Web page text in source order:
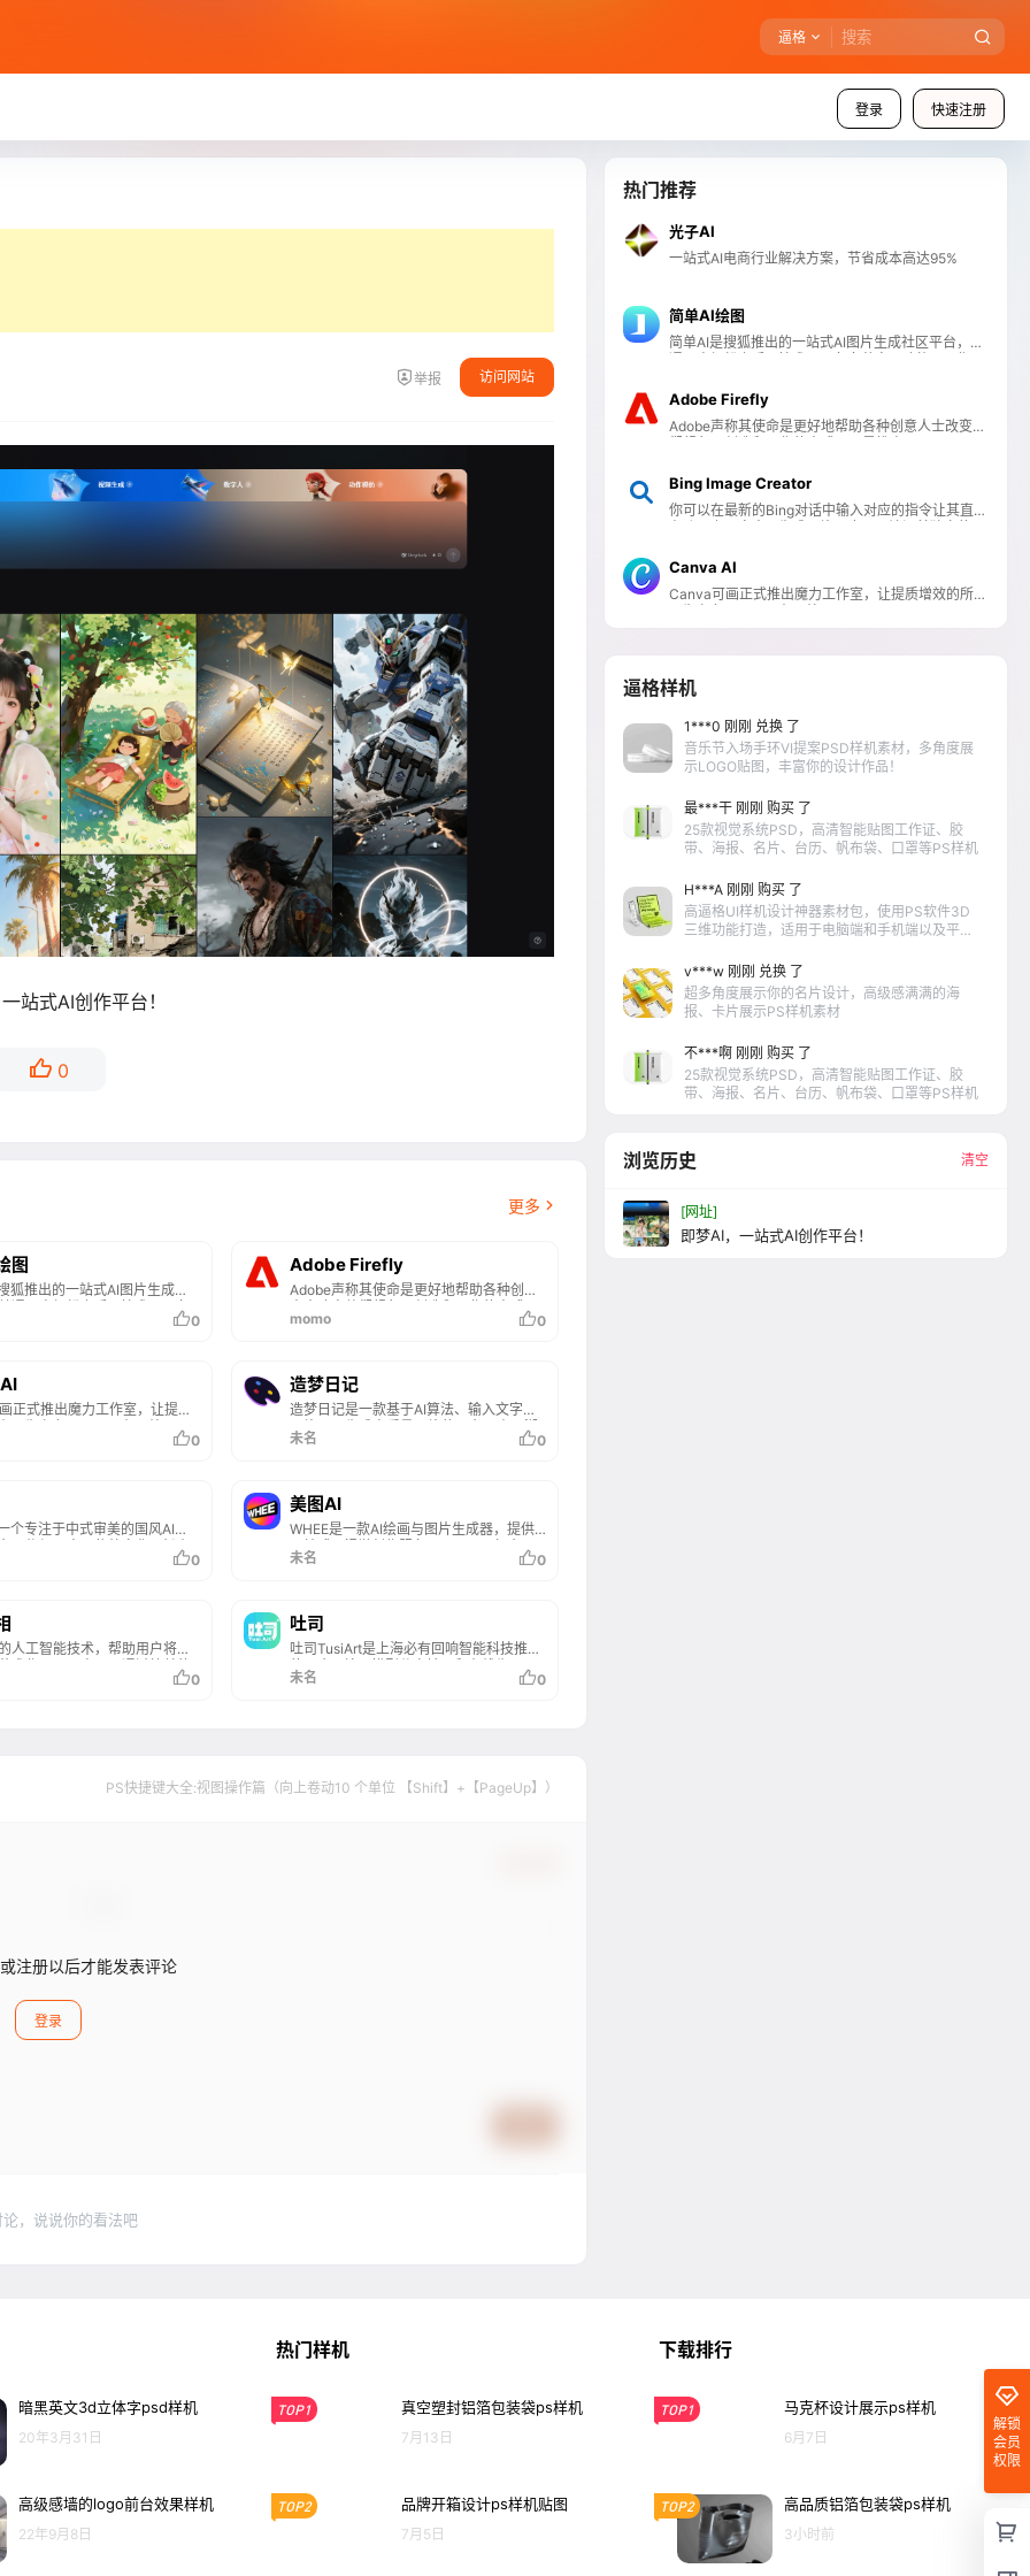
逼格
登录 快速注册
举报 访问网站
站式AI创作平台！
0
更多
图
狐推出的一站式AI图片生成社
通用户轻松上手AI技术。具备
能，AI作图功能，用户只需输
提供AI文案生成服务，可快速
笔记、爆款标题、高情商回复
容创作与社交互动。
0
Adobe Firefly
Adobe声称其使命是更好地帮助各种创意
人士改变他们想象、创造和工作的方式，
于是推出了Adobe Firefly！
momo 0
正式推出魔力工作室，让提质
AI生产力工具，尽在一处。
0
造梦日记
造梦日记是一款基于AI算法、输入文字或
图片即可生成高质量图片的平台，由西湖
大学深度学习实验室和西湖心辰（Friday
网页端等。
未名 0
个专注于中式审美的国风AI绘
，扎根于中国传统文化，旨在
创作者提供一个能够轻松创作
具有中国文化特色的绘画作
国风、水墨画、刺绣、皮影戏
元素，奇域AI都能通过AI技术
0
美图AI
WHEE是一款AI绘画与图片生成器，提供
一站式AI视觉创作服务。WHEE不仅会画
也会修图，各种AI修图功能一应俱全。使
欣赏并学习来自多领域创作者的精美作
品，为创作提供丰富的灵感来源，进而促
进二创和设计师间的交流与合作。
未名 0
人工智能技术，帮助用户将创
术作品。用户可以通过简单的
个性化的绘画和视频创作。平0
吐司
吐司TusiArt是上海必有回响智能科技推出
的一个AI绘画模型分享社区和在线生图平
台，吐司TusiArt不仅提供了一个方便用户
者，都能在这个平台上找到适合自己的创
未名 0
PS快捷键大全:视图操作篇（向上卷动10 个单位 【Shift】+【PageUp】）
注册以后才能发表评论
登录
，说说你的看法吧
热门推荐
光子AI
一站式AI电商行业解决方案，节省成本高达95%
简单AI绘图
简单AI是搜狐推出的一站式AI图片生成社区平台，普
漫风图片等多种风格的图像，满足不同场景需求。简
单AI提供AI文案生成服务，可快速生成小红书笔记、
爆款标题、高情商回复等，助力内容创作与社交互
Adobe Firefly
Adobe声称其使命是更好地帮助各种创意人士改变他
Bing Image Creator
你可以在最新的Bing对话中输入对应的指令让其直接
Canva AI
Canva可画正式推出魔力工作室，让提质增效的所有
逼格样机
1***0 刚刚 兑换 了
音乐节入场手环VI提案PSD样机素材，多角度展
示LOGO贴图，丰富你的设计作品！
最***干 刚刚 购买 了
25款视觉系统PSD，高清智能贴图工作证、胶
带、海报、名片、台历、帆布袋、口罩等PS样机
H***A 刚刚 购买 了
高逼格UI样机设计神器素材包，使用PS软件3D
三维功能打造，适用于电脑端和手机端以及平板
v***w 刚刚 兑换 了
超多角度展示你的名片设计，高级感满满的海
报、卡片展示PS样机素材
不***啊 刚刚 购买 了
25款视觉系统PSD，高清智能贴图工作证、胶
带、海报、名片、台历、帆布袋、口罩等PS样机
浏览历史 清空
[网址]
即梦AI，一站式AI创作平台！
解锁
会员
权限
暗黑英文3d立体字psd样机
20年3月31日
高级感墙的logo前台效果样机
22年9月8日
热门样机
TOP1 真空塑封铝箔包装袋ps样机
7月13日
TOP2 品牌开箱设计ps样机贴图
7月5日
下载排行
TOP1 马克杯设计展示ps样机
6月7日
TOP2 高品质铝箔包装袋ps样机
3小时前